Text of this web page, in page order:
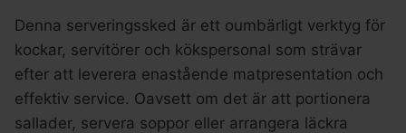
Denna serveringssked är ett oumbärligt verktyg för
kockar, servitörer och kökspersonal som strävar
efter att leverera enastående matpresentation och
effektiv service. Oavsett om det är att portionera
sallader, servera soppor eller arrangera läckra